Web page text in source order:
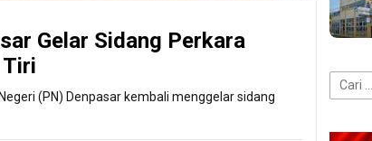
Gelar Sidang Perkara
Tiri
(PN) Denpasar kembali menggelar sidang
Cari
untuk: